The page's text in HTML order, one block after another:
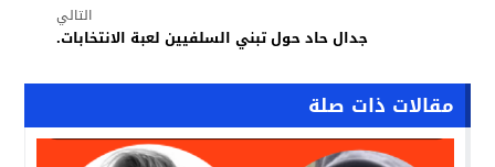
التالي
جدال حاد حول تبني السلفيين لعبة الانتخابات.
مقالات ذات صلة